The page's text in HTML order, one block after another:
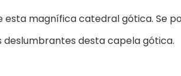
esta magnífica catedral gótica. Se
deslumbrantes desta capela gótica.